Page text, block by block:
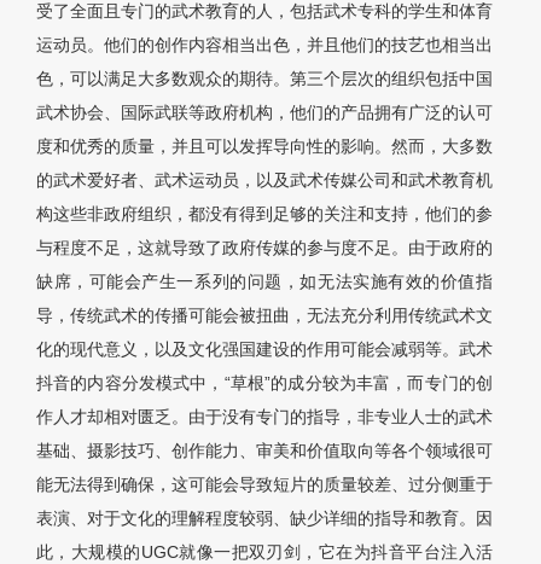
受了全面且专门的武术教育的人，包括武术专科的学生和体育
运动员。他们的创作内容相当出色，并且他们的技艺也相当出
色，可以满足大多数观众的期待。第三个层次的组织包括中国
武术协会、国际武联等政府机构，他们的产品拥有广泛的认可
度和优秀的质量，并且可以发挥导向性的影响。然而，大多数
的武术爱好者、武术运动员，以及武术传媒公司和武术教育机
构这些非政府组织，都没有得到足够的关注和支持，他们的参
与程度不足，这就导致了政府传媒的参与度不足。由于政府的
缺席，可能会产生一系列的问题，如无法实施有效的价值指
导，传统武术的传播可能会被扭曲，无法充分利用传统武术文
化的现代意义，以及文化强国建设的作用可能会减弱等。武术
抖音的内容分发模式中，“草根”的成分较为丰富，而专门的创
作人才却相对匮乏。由于没有专门的指导，非专业人士的武术
基础、摄影技巧、创作能力、审美和价值取向等各个领域很可
能无法得到确保，这可能会导致短片的质量较差、过分侧重于
表演、对于文化的理解程度较弱、缺少详细的指导和教育。因
此，大规模的UGC就像一把双刃剑，它在为抖音平台注入活